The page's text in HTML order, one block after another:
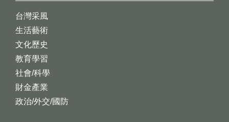
台灣采風
生活藝術
文化歷史
教育學習
社會/科學
財金產業
政治/外交/國防